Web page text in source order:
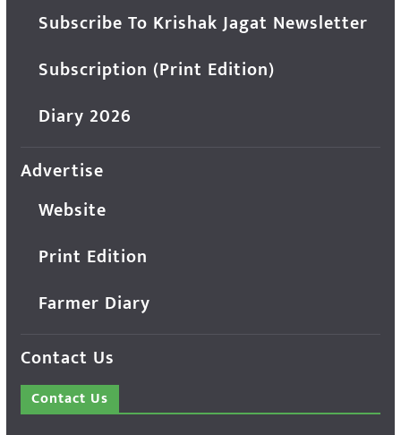
Subscribe To Krishak Jagat Newsletter
Subscription (Print Edition)
Diary 2026
Advertise
Website
Print Edition
Farmer Diary
Contact Us
Contact Us